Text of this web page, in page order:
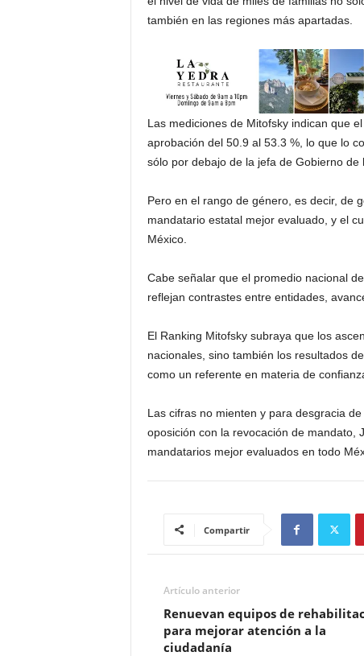
también en las regiones más apartadas.
Las mediciones de Mitofsky indican que
aprobación del 50.9 al 53.3 %, lo que lo
sólo por debajo de la jefa de Gobierno de
Pero en el rango de género, es decir, de
mandatario estatal mejor evaluado, y el
México.
Cabe señalar que el promedio nacional
reflejan contrastes entre entidades,
El Ranking Mitofsky subraya que los
nacionales, sino también los resultados
como un referente en materia de
Las cifras no mienten y para desgracia
oposición con la revocación de mandato,
mandatarios mejor evaluados en todo
Compartir
Artículo anterior
Renuevan equipos de
para mejorar atención a la
ciudadanía